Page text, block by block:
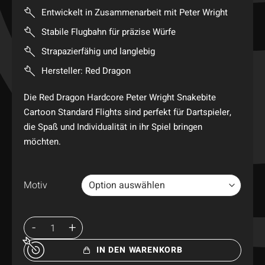
Entwickelt in Zusammenarbeit mit Peter Wright
Stabile Flugbahn für präzise Würfe
Strapazierfähig und langlebig
Hersteller: Red Dragon
Die Red Dragon Hardcore Peter Wright Snakebite
Cartoon Standard Flights sind perfekt für Dartspieler,
die Spaß und Individualität in ihr Spiel bringen
möchten.
Motiv
IN DEN WARENKORB